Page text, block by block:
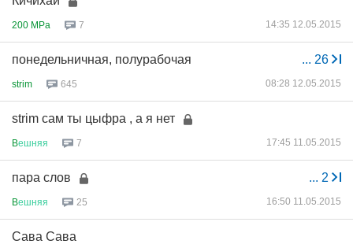
200 MPa 7 14:35 12.05.2015
... 26
понедельничная, полурабочая
strim 645 08:28 12.05.2015
strim сам ты цыфра , а я нет
Bешняя 7 17:45 11.05.2015
... 2
пара слов
Bешняя 25 16:50 11.05.2015
Сава Сава